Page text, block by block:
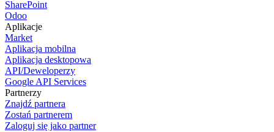
SharePoint
Odoo
Aplikacje
Market
Aplikacja mobilna
Aplikacja desktopowa
API/Deweloperzy
Google API Services
Partnerzy
Znajdź partnera
Zostań partnerem
Zaloguj się jako partner